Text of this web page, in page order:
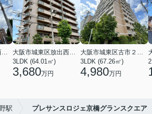
大阪市城東区今福西６丁目
大阪市城東区放出西１丁目
3LDK (64.01㎡)
3,680万円
大阪市城東区古市２丁目
3LDK (67.26㎡)
4,980万円
駅 プレサンスロジェ京橋グランスクエア